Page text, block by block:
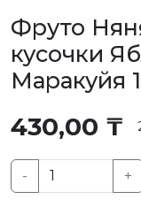
Фруто
кусочки
Маракуйя
430,00 ₸
-
Количество
+